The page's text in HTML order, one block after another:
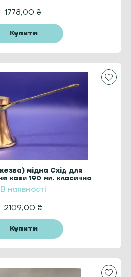
1778,00 ₴
Купити
мідна Схід для
кави 190 мл. класична
ZH
В наявності
2109,00 ₴
Купити